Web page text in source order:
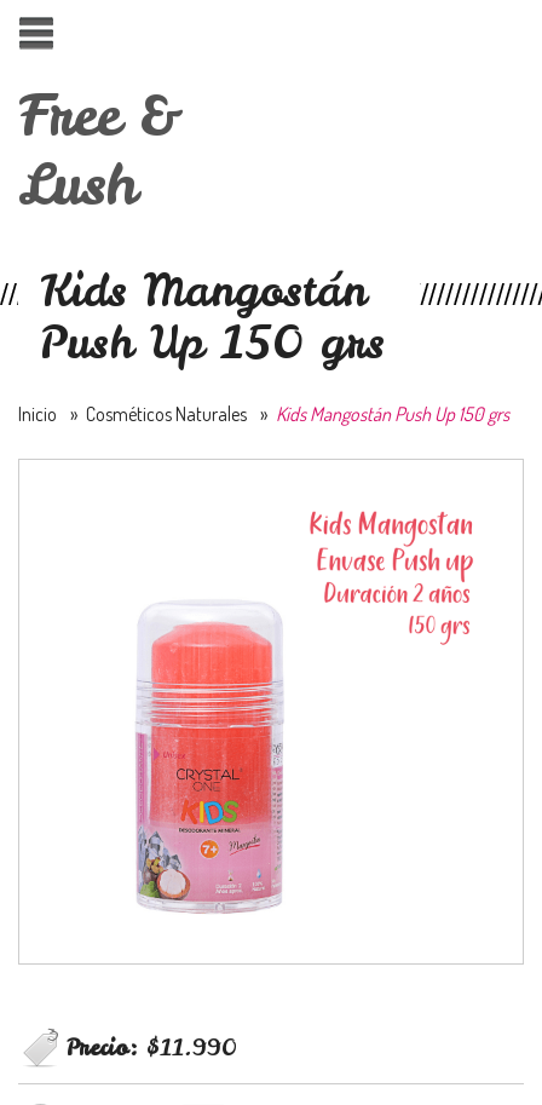
Free &
Lush
Kids Mangostán
Push Up 150 grs
Inicio » Cosméticos Naturales » Kids Mangostán Push Up 150 grs
Precio: $11.990